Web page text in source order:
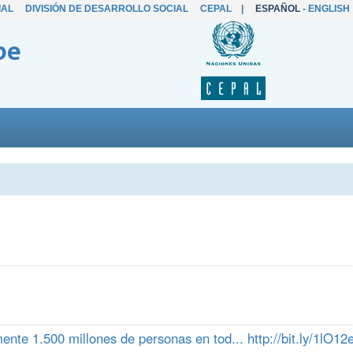
DIVISIÓN DE DESARROLLO SOCIAL CEPAL| ESPAÑOL- ENGLISH
1.500 millones de personas en tod... http://bit.ly/